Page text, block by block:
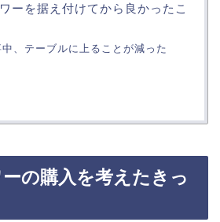
ーを据え付けてから良かったこ
、テーブルに上ることが減った
の購入を考えたきっ